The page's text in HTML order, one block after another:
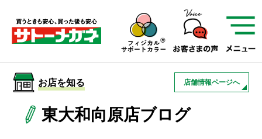
サトーメガネを知る
サトーメガネについて
01 サトーメガネの遠近
検査・フィッティング
03 アフターサービス
お店を知る 店舗情報ページへ
東大和向原店ブログ